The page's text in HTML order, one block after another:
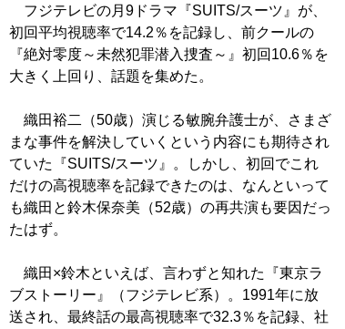
フジテレビの月9ドラマ『SUITS/スーツ』が、
初回平均視聴率で14.2％を記録し、前クールの
『絶対零度～未然犯罪潜入捜査～』初回10.6％を
大きく上回り、話題を集めた。
織田裕二（50歳）演じる敏腕弁護士が、さまざ
まな事件を解決していくという内容にも期待され
ていた『SUITS/スーツ』。しかし、初回でこれ
だけの高視聴率を記録できたのは、なんといって
も織田と鈴木保奈美（52歳）の再共演も要因だっ
たはず。
織田×鈴木といえば、言わずと知れた『東京ラ
ブストーリー』（フジテレビ系）。1991年に放
送され、最終話の最高視聴率で32.3％を記録、社